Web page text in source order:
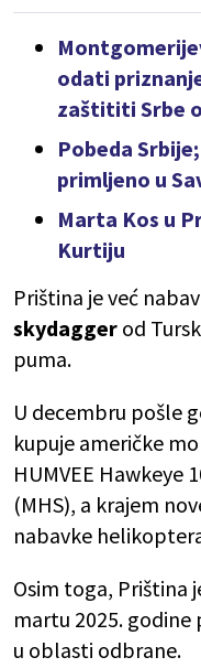
odati
zaštititi Srbe
Pobeda
primljeno u
Marta Kos u
Kurtiju
Priština je već
skydagger od
puma.
U decembru pošle
kupuje američke
HUMVEE Hawkeye
(MHS), a krajem
nabavke
Osim toga, Priština
martu 2025.
u oblasti odbrane.